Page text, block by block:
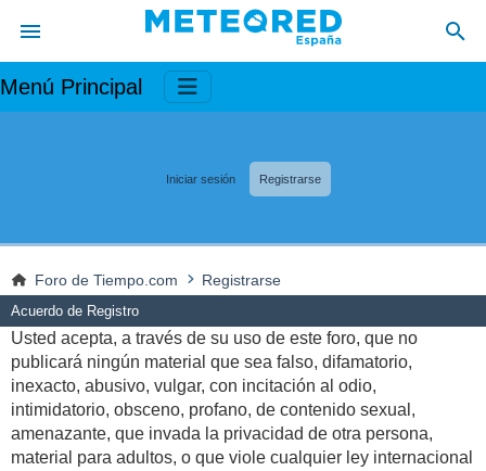
Menú Principal
Iniciar sesión Registrarse
Foro de Tiempo.com Registrarse
Acuerdo de Registro
Usted acepta, a través de su uso de este foro, que no
publicará ningún material que sea falso, difamatorio,
inexacto, abusivo, vulgar, con incitación al odio,
intimidatorio, obsceno, profano, de contenido sexual,
amenazante, que invada la privacidad de otra persona,
material para adultos, o que viole cualquier ley internacional